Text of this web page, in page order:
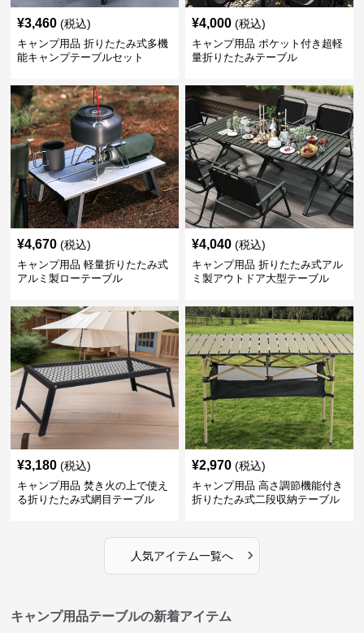
¥3,460 (税込)
キャンプ用品 折りたたみ式多機
能キャンプテーブルセット
¥4,000 (税込)
キャンプ用品 ポケット付き超軽
量折りたたみテーブル
¥4,670 (税込)
キャンプ用品 軽量折りたたみ式
アルミ製ローテーブル
¥4,040 (税込)
キャンプ用品 折りたたみ式アル
ミ製アウトドア大型テーブル
¥3,180 (税込)
キャンプ用品 焚き火の上で使え
る折りたたみ式網目テーブル
¥2,970 (税込)
キャンプ用品 高さ調節機能付き
折りたたみ式二段収納テーブル
人気アイテム一覧へ ›
キャンプ用品テーブルの新着アイテム